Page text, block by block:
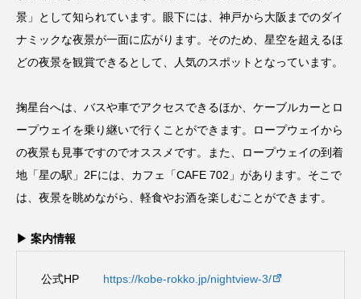
景」として知られています。眼下には、神戸から大阪までのダイ
ナミックな夜景が一面に広がります。そのため、星空を超えるほ
どの夜景を観賞できるとして、人気のスポットとなっています。
掬星台へは、バスや車でアクセスできるほか、ケーブルカーとロ
ープウェイを乗り継いで行くことができます。ロープウェイから
の夜景も見事ですのでオススメです。また、ロープウェイの到着
地「星の駅」2Fには、カフェ「CAFE 702」があります。そこで
は、夜景を眺めながら、軽食やお酒を楽しむことができます。
▶ 案内情報
公式HP https://kobe-rokko.jp/nightview-3/